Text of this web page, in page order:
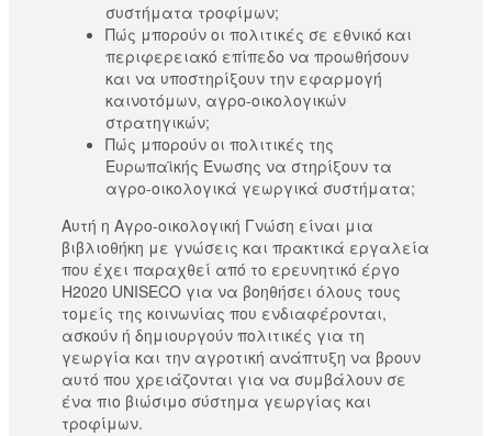
συστήματα τροφίμων;
Πώς μπορούν οι πολιτικές σε εθνικό και
περιφερειακό επίπεδο να προωθήσουν
και να υποστηρίξουν την εφαρμογή
καινοτόμων, αγρο-οικολογικών
στρατηγικών;
Πώς μπορούν οι πολιτικές της
Ευρωπαϊκής Ένωσης να στηρίξουν τα
αγρο-οικολογικά γεωργικά συστήματα;
Αυτή η Αγρο-οικολογική Γνώση είναι μια
βιβλιοθήκη με γνώσεις και πρακτικά εργαλεία
που έχει παραχθεί από το ερευνητικό έργο
H2020 UNISECO για να βοηθήσει όλους τους
τομείς της κοινωνίας που ενδιαφέρονται,
ασκούν ή δημιουργούν πολιτικές για τη
γεωργία και την αγροτική ανάπτυξη να βρουν
αυτό που χρειάζονται για να συμβάλουν σε
ένα πιο βιώσιμο σύστημα γεωργίας και
τροφίμων.